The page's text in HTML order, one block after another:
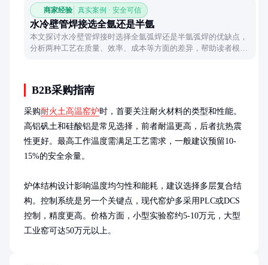
商家经验 真实案例 · 安全可信
水冷壁管焊接选全氩还是半氩
本文探讨水冷壁管焊接时选择全氩弧焊还是半氩弧焊的优缺点，
分析两种工艺在质量、效率、成本等方面的差异，帮助读者根据
B2B采购指南
采购耐火土高温窑炉时，首要关注耐火材料的类型和性能。
高铝矾土和硅酸铝是常见选择，前者耐温更高，后者抗热震
性更好。最高工作温度需满足工艺需求，一般建议预留10-
15%的安全余量。
炉体结构设计影响温度均匀性和能耗，建议选择多层复合结
构。控制系统是另一个关键点，现代窑炉多采用PLC或DCS
控制，精度更高。价格方面，小型实验窑约5-10万元，大型
工业窑可达50万元以上。